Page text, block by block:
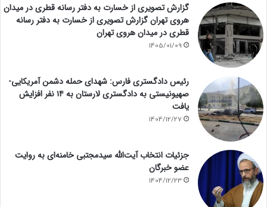
گزارش تصویری از خسارت به دفتر رسانه قطری در میدان
هروی تهران گزارش تصویری از خسارت به دفتر رسانه
قطری در میدان هروی تهران
1405/01/09
رئیس دادگستری فارس: شهدای حمله دشمن آمریکایی-
صهیونیستی به دادگستری لارستان به ۱۴ نفر افزایش
یافت
1404/12/27
جزئیات انتخاب آیت‌الله سیدمجتبی خامنه‌ای به روایت
عضو خبرگان
1404/12/23